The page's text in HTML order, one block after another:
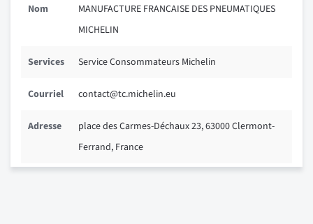
Nom
MANUFACTURE FRANCAISE DES PNEUMATIQUES
MICHELIN
Services Service Consommateurs Michelin
Courriel contact@tc.michelin.eu
Adresse
place des Carmes-Déchaux 23, 63000 Clermont-
Ferrand, France